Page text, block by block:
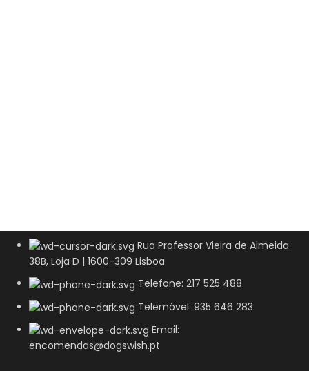
Rua Professor Vieira de Almeida
38B, Loja D | 1600-309 Lisboa
Telefone: 217 525 488
Telemóvel: 935 646 283
Email:
encomendas@dogswish.pt